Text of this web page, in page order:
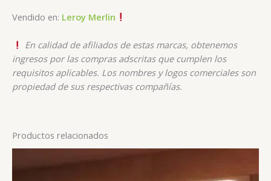
Vendido en: Leroy Merlin
En calidad de afiliados de estas marcas, obtenemos
ingresos por las compras adscritas que cumplen los
requisitos aplicables. Los nombres y logos comerciales son
propiedad de sus respectivas compañías.
Productos relacionados